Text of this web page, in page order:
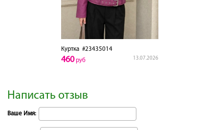
Куртка#23435014
13.07.2026
460руб
Написать отзыв
Ваше Имя: